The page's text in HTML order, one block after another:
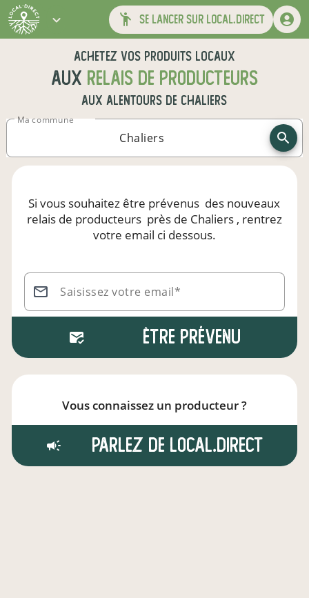
se lancer sur local.direct
Achetez vos produits locaux
aux relais de producteurs
aux alentours de Chaliers
Ma commune
Si vous souhaitez être prévenus des nouveaux
relais de producteurs près de Chaliers, rentrez
votre email ci dessous.
Saisissez votre email*
Être prévenu
Vous connaissez un producteur ?
Parlez de local.direct